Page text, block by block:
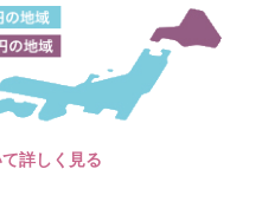
詳しく見る